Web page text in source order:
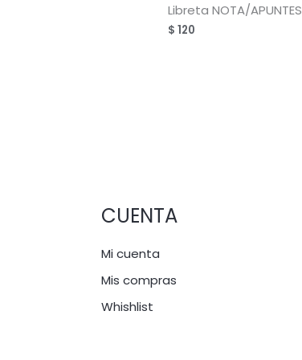
Libreta NOTA/APUNTES
$ 120
CUENTA
Mi cuenta
Mis compras
Whishlist